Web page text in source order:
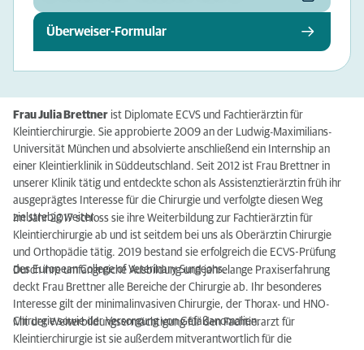
Überweiser-Formular
Frau Julia Brettner ist Diplomate ECVS und Fachtierärztin für
Kleintierchirurgie. Sie approbierte 2009 an der Ludwig-Maximilians-
Universität München und absolvierte anschließend ein Internship an
einer Kleintierklinik in Süddeutschland. Seit 2012 ist Frau Brettner in
unserer Klinik tätig und entdeckte schon als Assistenztierärztin früh ihr
ausgeprägtes Interesse für die Chirurgie und verfolgte diesen Weg
zielstrebig weiter.
Im Jahr 2017 schloss sie ihre Weiterbildung zur Fachtierärztin für
Kleintierchirurgie ab und ist seitdem bei uns als Oberärztin Chirurgie
und Orthopädie tätig. 2019 bestand sie erfolgreich die ECVS-Prüfung
des European College of Veterinary Surgeons.
Durch ihre umfangreiche Ausbildung und jahrelange Praxiserfahrung
deckt Frau Brettner alle Bereiche der Chirurgie ab. Ihr besonderes
Interesse gilt der minimalinvasiven Chirurgie, der Thorax- und HNO-
Chirurgie sowie der Versorgung von Gefäßanomalien.
Mit der Weiterbildungsermächtigung für den Fachtierarzt für
Kleintierchirurgie ist sie außerdem mitverantwortlich für die